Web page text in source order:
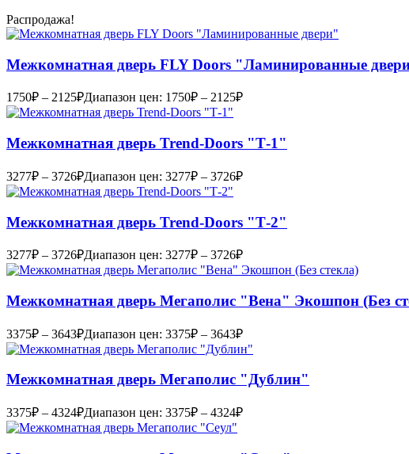
Распродажа!
Межкомнатная дверь FLY Doors "Ламинированные
1750₽ – 2125₽Диапазон цен: 1750₽ – 2125₽
Межкомнатная дверь Trend-Doоrs "Т-1"
3277₽ – 3726₽Диапазон цен: 3277₽ – 3726₽
Межкомнатная дверь Trend-Doоrs "Т-2"
3277₽ – 3726₽Диапазон цен: 3277₽ – 3726₽
Межкомнатная дверь Мегаполис "Вена" Экошпон (Без
3375₽ – 3643₽Диапазон цен: 3375₽ – 3643₽
Межкомнатная дверь Мегаполис "Дублин"
3375₽ – 4324₽Диапазон цен: 3375₽ – 4324₽